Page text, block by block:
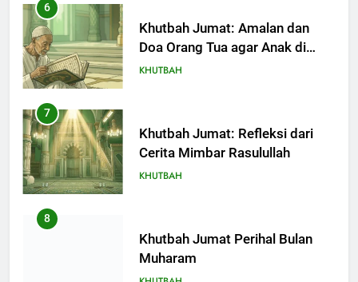
6
Khutbah Jumat: Amalan dan
Doa Orang Tua agar Anak di
Pondok Pesantren Sukses Dunia
KHUTBAH
7
Khutbah Jumat: Refleksi dari
Cerita Mimbar Rasulullah
KHUTBAH
8
Khutbah Jumat Perihal Bulan
Muharam